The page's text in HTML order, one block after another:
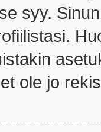
syy.
ole jo